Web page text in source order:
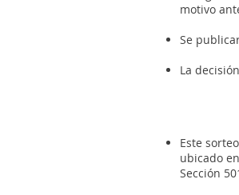
motivo
Se
La
Este
ubicado
Sección